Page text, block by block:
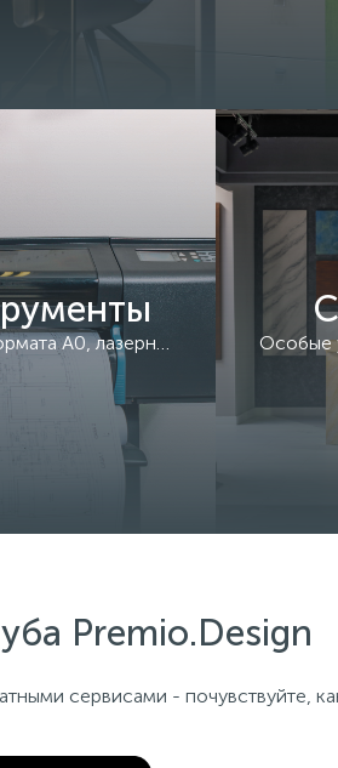
Лицензионный софт, плоттер формата А0, лазерный МФУ, брошюровщик Особые
Premio.Design
сервисами - почувствуйте,